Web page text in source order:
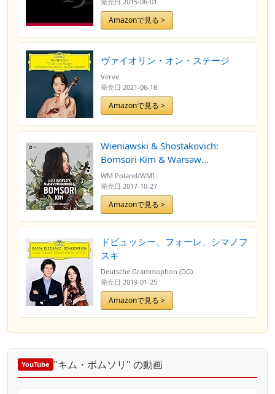
Amazonで見る >
ヴァイオリン・オン・ステージ
Verve
発売日 2021-06-18
Amazonで見る >
Wieniawski & Shostakovich:
Bomsori Kim & Warsaw
Philharmonic
WM Poland/WMI
発売日 2017-10-27
Amazonで見る >
ドビュッシー、フォーレ、シマノフ
スキ
Deutsche Grammophon (DG)
発売日 2019-01-25
Amazonで見る >
YouTube "キム・ボムソリ" の動画